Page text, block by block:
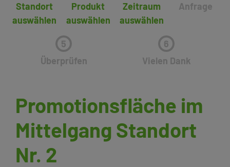
Standort
auswählen
Produkt
auswählen
Zeitraum
auswählen
Anfrage
5
Überprüfen
6
Vielen Dank
Promotionsfläche im
Mittelgang Standort
Nr. 2